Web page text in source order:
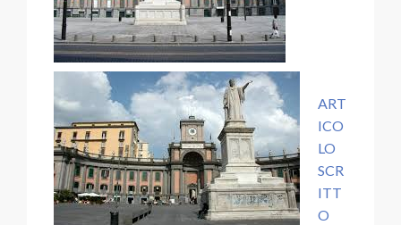
ART
ICO
LO
SCR
ITT
O